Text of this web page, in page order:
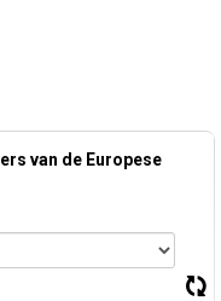
van de Europese